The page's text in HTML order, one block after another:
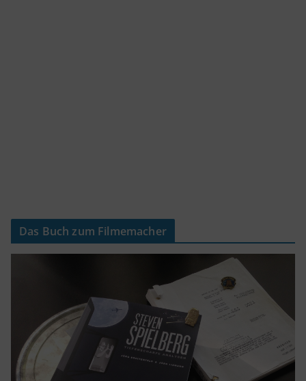
Das Buch zum Filmemacher